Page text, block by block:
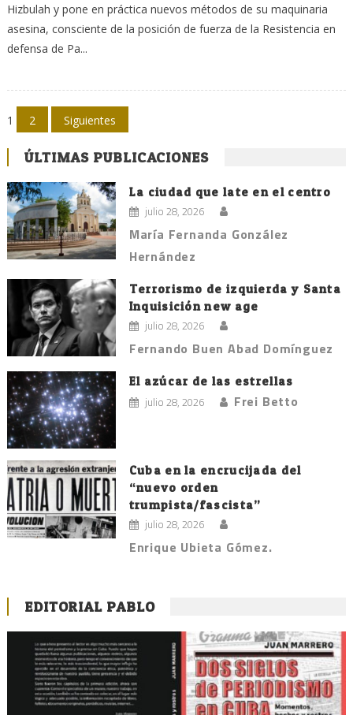
Hizbulah y pone en práctica nuevos métodos de su maquinaria
asesina, consciente de la posición de fuerza de la Resistencia en
defensa de Pa...
Navegación
de
entradas
1 2 Siguientes
ÚLTIMAS PUBLICACIONES
La ciudad que late en el centro
julio 28, 2026
María Fernanda González
Hernández
Terrorismo de izquierda y Santa
Inquisición new age
julio 28, 2026
Fernando Buen Abad Domínguez
El azúcar de las estrellas
julio 28, 2026 Frei Betto
Cuba en la encrucijada del
“nuevo orden
trumpista/fascista”
julio 28, 2026
Enrique Ubieta Gómez.
EDITORIAL PABLO